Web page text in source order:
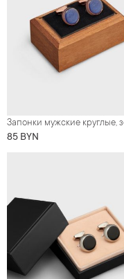
85 BYN